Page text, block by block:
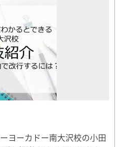
ヨーカドー南大沢校の小田